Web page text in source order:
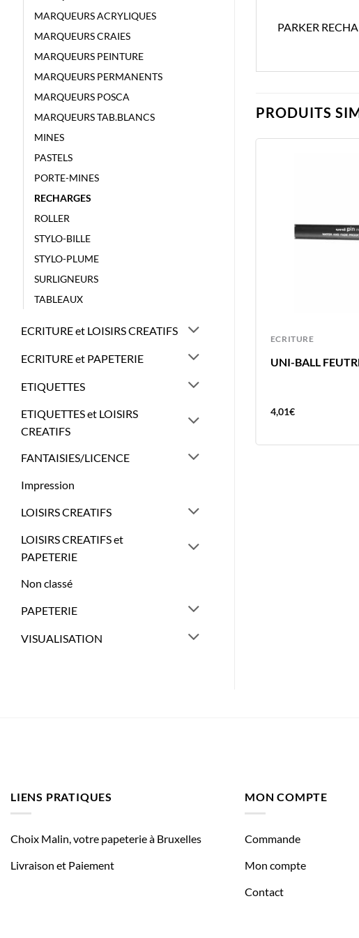
MARQUEURS ACRYLIQUES
MARQUEURS CRAIES
MARQUEURS PEINTURE
MARQUEURS PERMANENTS
MARQUEURS POSCA
MARQUEURS TAB.BLANCS
MINES
PASTELS
PORTE-MINES
RECHARGES
ROLLER
STYLO-BILLE
STYLO-PLUME
SURLIGNEURS
TABLEAUX
ECRITURE et LOISIRS CREATIFS
ECRITURE et PAPETERIE
ETIQUETTES
ETIQUETTES et LOISIRS
CREATIFS
FANTAISIES/LICENCE
Impression
LOISIRS CREATIFS
LOISIRS CREATIFS et
PAPETERIE
Non classé
PAPETERIE
VISUALISATION
PARKER
PRODUITS
ECRITURE
UNI-BALL
4,01€
CRAYON CHAT BRUNNEN
4,28€
LIENS PRATIQUES
Choix Malin, votre papeterie à Bruxelles
Livraison et Paiement
MON COMPTE
Commande
Mon compte
Contact